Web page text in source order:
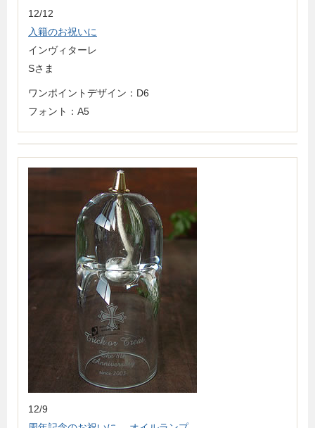
12/12
入籍のお祝いに
インヴィターレ
Sさま
ワンポイントデザイン：D6
フォント：A5
12/9